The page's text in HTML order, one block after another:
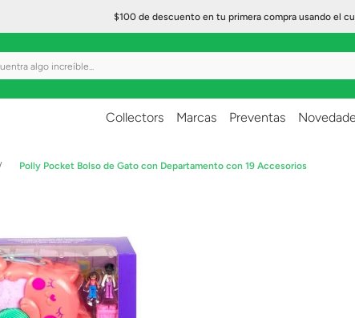
$100 de descuento en tu primera compra usando el
algo increíble...
Collectors Marcas Preventas
Polly Pocket Bolso de Gato con Departamento con 19 Accesorios